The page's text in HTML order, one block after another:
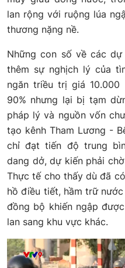
lan rộng với ruộng lúa
thương nặng nề.
Những con số về các
thêm sự nghịch lý của
ngăn triều trị giá
90% nhưng lại bị tạm
pháp lý và nguồn vốn
tạo kênh Tham Lương -
chỉ đạt tiến độ trung
dang dở, dự kiến phải
Thực tế cho thấy dù đã
hồ điều tiết, hầm trữ
đồng bộ khiến ngập
lan sang khu vực khác.